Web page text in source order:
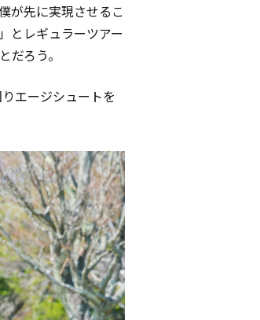
が先に実現させるこ
とレギュラーツアー
ろう。
エージシュートを